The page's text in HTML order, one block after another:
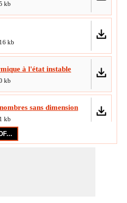
kb
kb
à l'état instable
kb
sans dimension
kb